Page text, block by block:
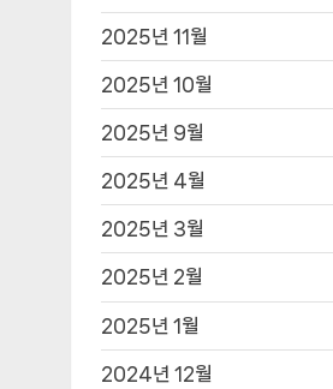
2025년 11월
2025년 10월
2025년 9월
2025년 4월
2025년 3월
2025년 2월
2025년 1월
2024년 12월